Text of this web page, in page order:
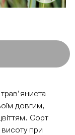
довгим,
Сорт
при